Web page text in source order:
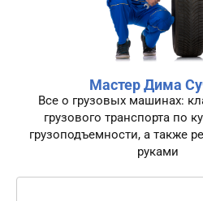
Мастер Дима
Все о грузовых машинах:
грузового транспорта по
грузоподъемности, а также
руками
Поиск: